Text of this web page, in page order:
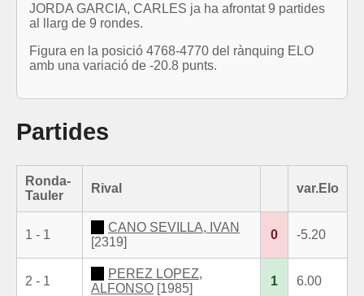
JORDA GARCIA, CARLES ja ha afrontat 9 partides
al llarg de 9 rondes.
Figura en la posició 4768-4770 del rànquing ELO
amb una variació de -20.8 punts.
Partides
Ronda-
Tauler
Rival var.Elo
1 - 1
CANO SEVILLA, IVAN
[2319]
0 -5.20
2 - 1
PEREZ LOPEZ,
ALFONSO [1985]
1 6.00